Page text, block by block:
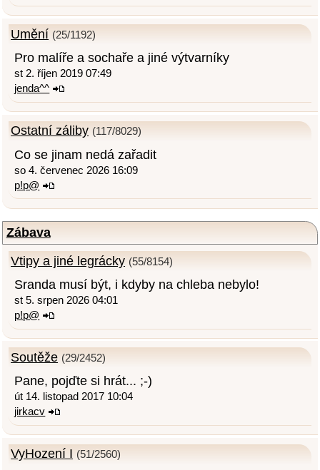
Umění (25/1192)
Pro malíře a sochaře a jiné výtvarníky
st 2. říjen 2019 07:49
jenda^^
Ostatní záliby (117/8029)
Co se jinam nedá zařadit
so 4. červenec 2026 16:09
p!p@
Zábava
Vtipy a jiné legrácky (55/8154)
Sranda musí být, i kdyby na chleba nebylo!
st 5. srpen 2026 04:01
p!p@
Soutěže (29/2452)
Pane, pojďte si hrát... ;-)
út 14. listopad 2017 10:04
jirkacv
VyHození I (51/2560)